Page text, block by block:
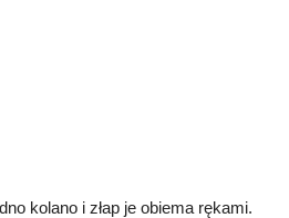
kolano i złap je obiema rękami.